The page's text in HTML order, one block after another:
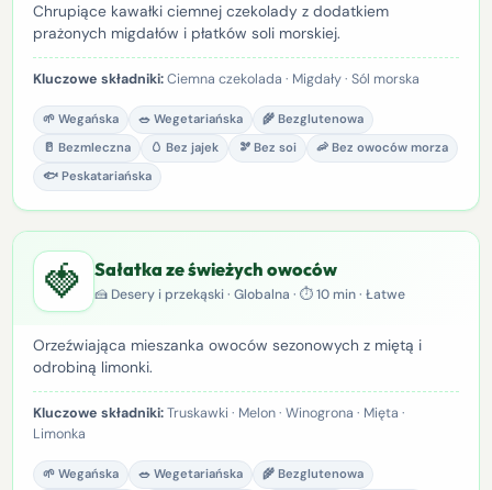
Chrupiące kawałki ciemnej czekolady z dodatkiem
prażonych migdałów i płatków soli morskiej.
Kluczowe składniki:Ciemna czekolada · Migdały · Sól morska
🌱 Wegańska 🥗 Wegetariańska
🌾 Bezglutenowa
🥛 Bezmleczna
🥚 Bez jajek 🫘 Bez soi
🦐 Bez owoców morza
🐟 Peskatariańska
🍓 Sałatka ze świeżych owoców
🍰 Desery i przekąski · Globalna · ⏱ 10 min · Łatwe
Orzeźwiająca mieszanka owoców sezonowych z miętą i
odrobiną limonki.
Kluczowe składniki:Truskawki · Melon · Winogrona · Mięta ·
Limonka
🌱 Wegańska 🥗 Wegetariańska
🌾 Bezglutenowa